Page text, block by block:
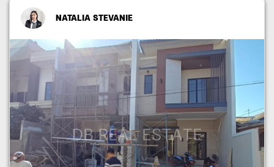
NATALIA STEVANIE